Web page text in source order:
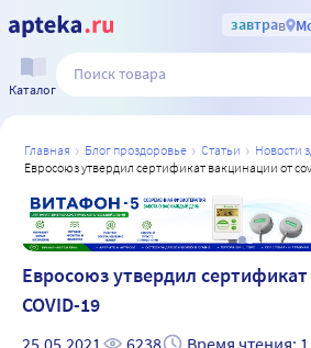
завтрав
Каталог
главная блог проздоровье статьи
новости
евросоюз утвердил сертификат вакцинации от
Евросоюз утвердил
COVID-19